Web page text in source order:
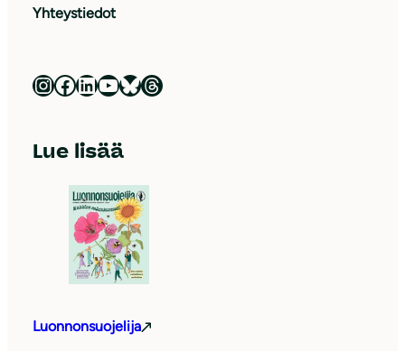
Yhteystiedot
Luonnonsuojeluliitto Instagramissa Luonnonsuojeluliitto Facebookissa Luonnonsuojeluliitto LinkedInissä Luonnonsuojeluliiton YouTube-kanava Luonnonsuojeluliitto Blueskyssa Luonnonsuojeluliitto Threadsissa
Lue lisää
Luonnonsuojelija